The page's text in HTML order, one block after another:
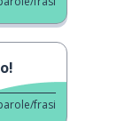
frasi